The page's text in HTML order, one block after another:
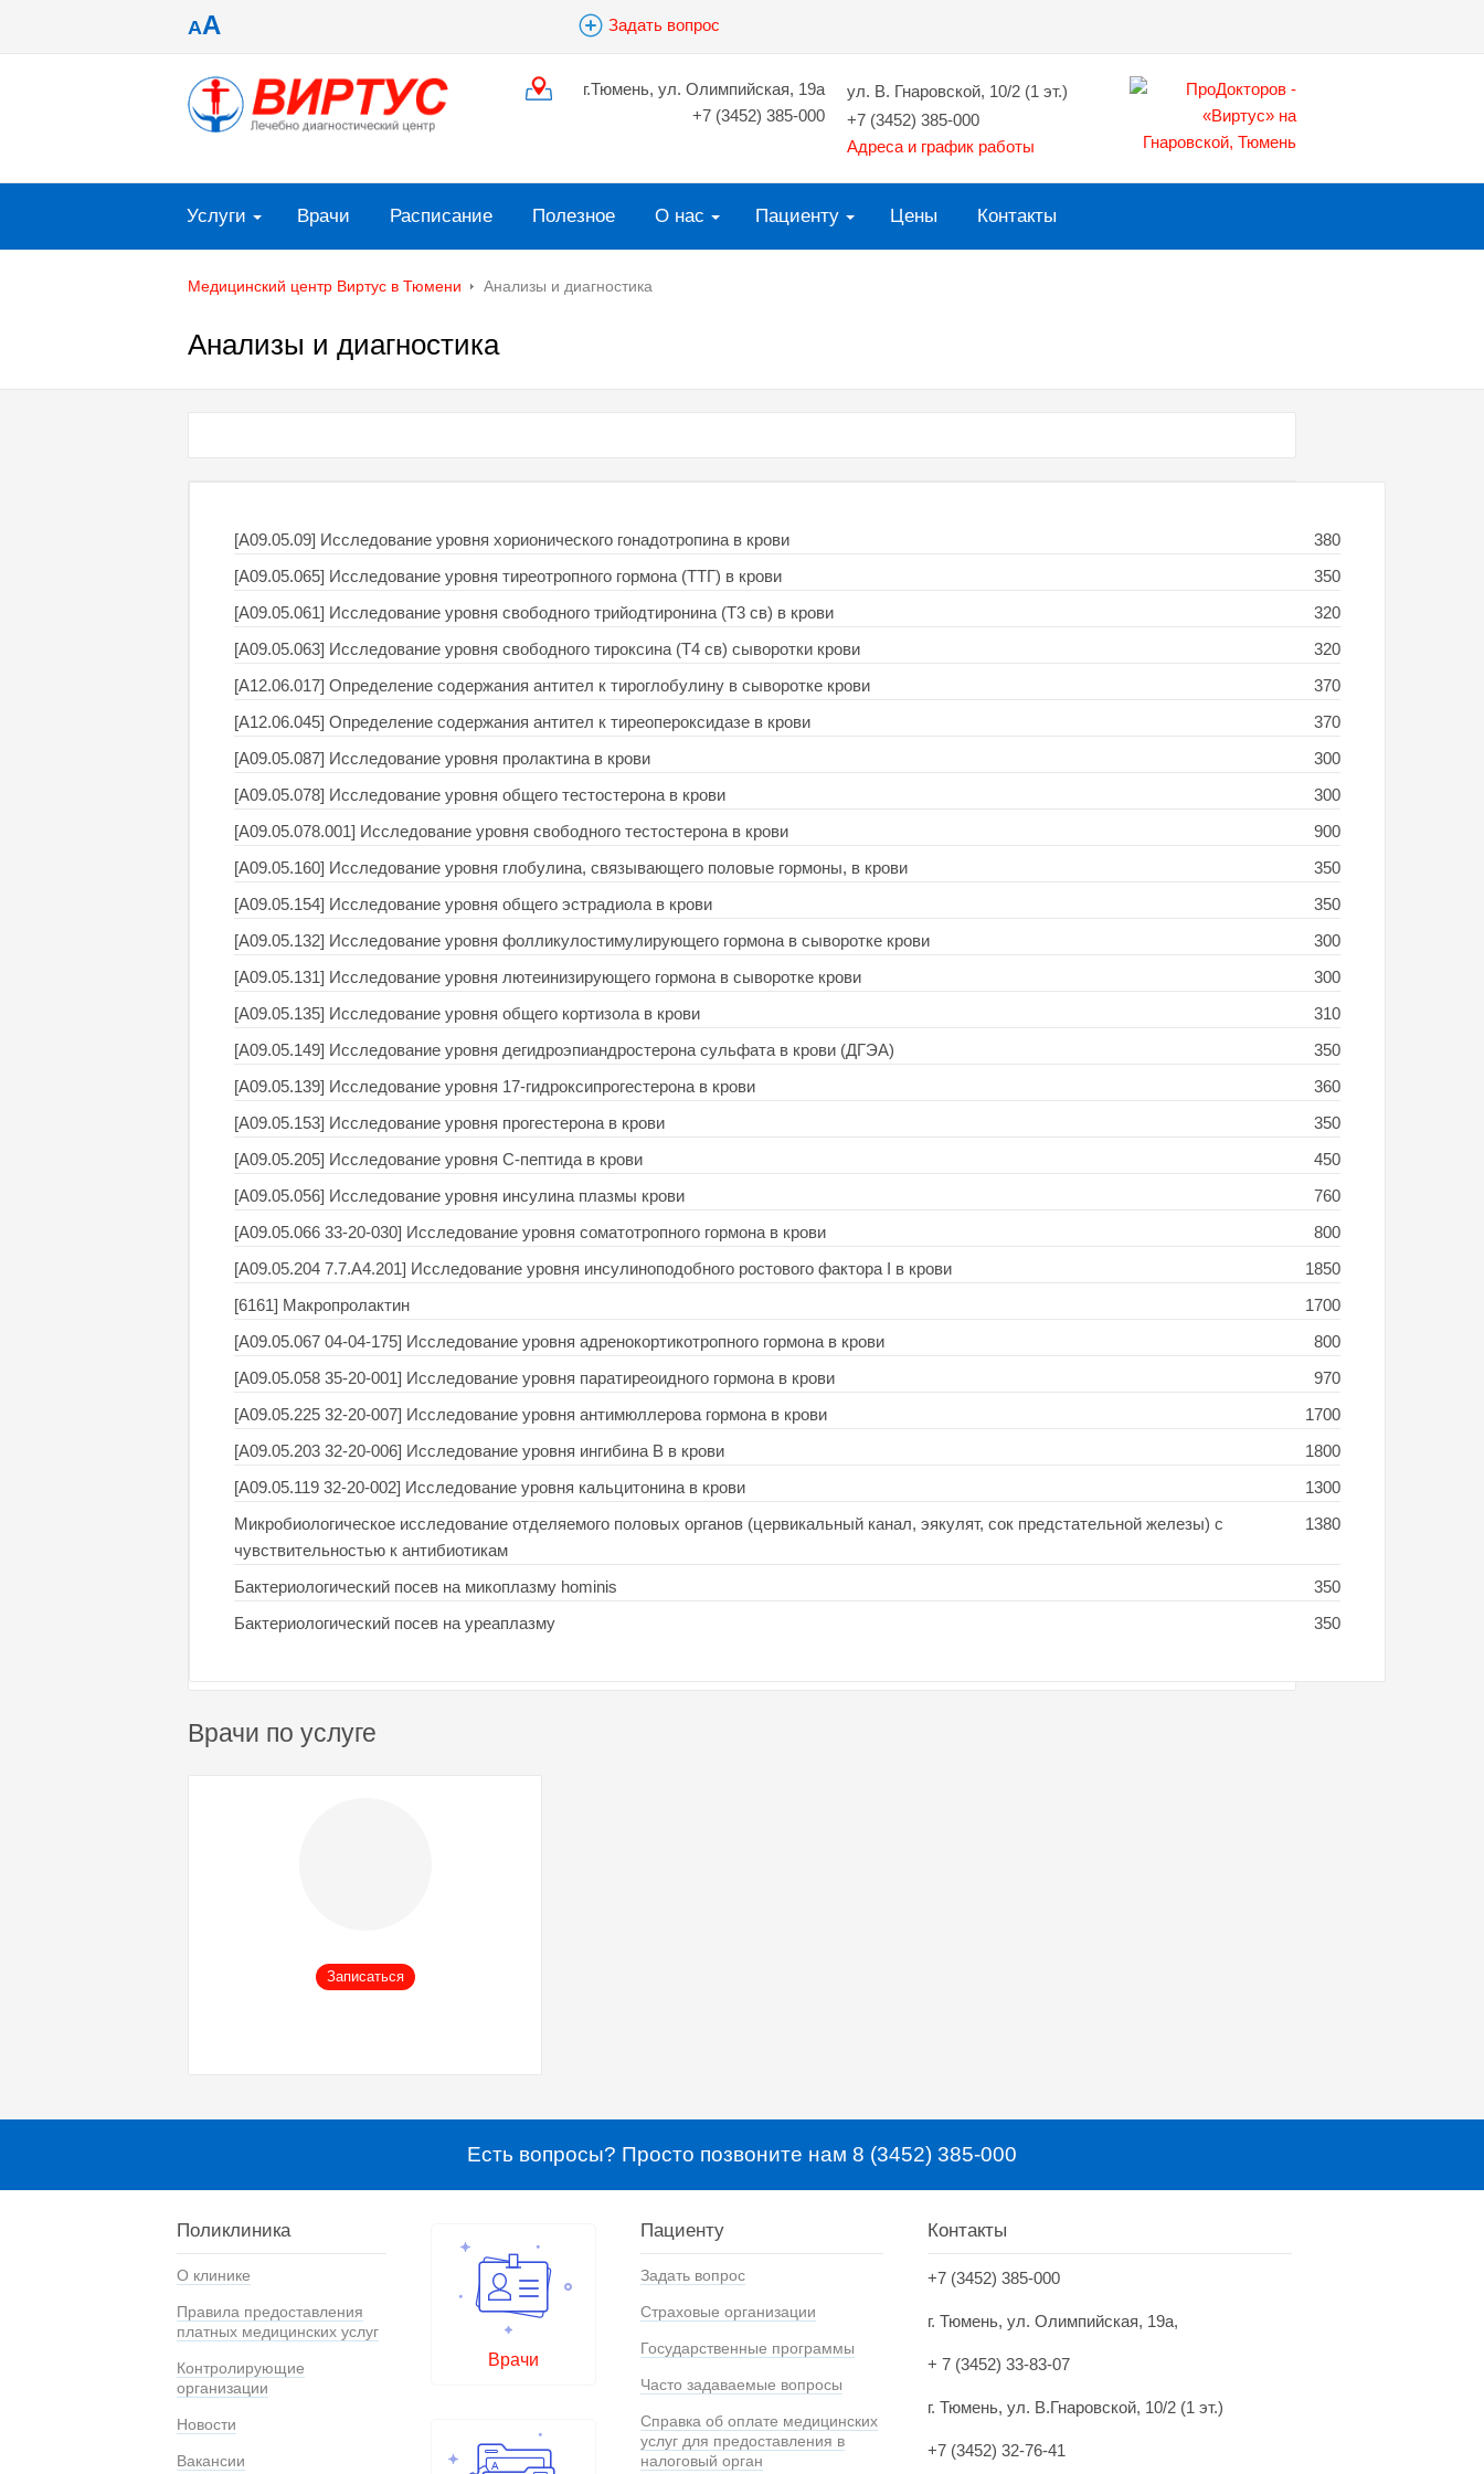
AA Задать вопрос
г.Тюмень, ул. Олимпийская, 19а
+7 (3452) 385-000
ул. В. Гнаровской, 10/2 (1 эт.)
+7 (3452) 385-000
Адреса и график работы
Услуги Врачи Расписание Полезное О нас Пациенту Цены Контакты
Медицинский центр Виртус в Тюмени Анализы и диагностика
Анализы и диагностика
[A09.05.09] Исследование уровня хорионического гонадотропина в крови
380
[A09.05.065] Исследование уровня тиреотропного гормона (ТТГ) в крови
350
[A09.05.061] Исследование уровня свободного трийодтиронина (Т3 св) в крови
320
[A09.05.063] Исследование уровня свободного тироксина (Т4 св) сыворотки крови
320
[A12.06.017] Определение содержания антител к тироглобулину в сыворотке крови
370
[A12.06.045] Определение содержания антител к тиреопероксидазе в крови
370
[A09.05.087] Исследование уровня пролактина в крови
300
[A09.05.078] Исследование уровня общего тестостерона в крови
300
[A09.05.078.001] Исследование уровня свободного тестостерона в крови
900
[A09.05.160] Исследование уровня глобулина, связывающего половые гормоны, в крови
350
[A09.05.154] Исследование уровня общего эстрадиола в крови
350
[A09.05.132] Исследование уровня фолликулостимулирующего гормона в сыворотке крови
300
[A09.05.131] Исследование уровня лютеинизирующего гормона в сыворотке крови
300
[A09.05.135] Исследование уровня общего кортизола в крови
310
[A09.05.149] Исследование уровня дегидроэпиандростерона сульфата в крови (ДГЭА)
350
[A09.05.139] Исследование уровня 17-гидроксипрогестерона в крови
360
[A09.05.153] Исследование уровня прогестерона в крови
350
[A09.05.205] Исследование уровня C-пептида в крови
450
[A09.05.056] Исследование уровня инсулина плазмы крови
760
[A09.05.066 33-20-030] Исследование уровня соматотропного гормона в крови
800
[A09.05.204 7.7.A4.201] Исследование уровня инсулиноподобного ростового фактора I в крови
1850
[6161] Макропролактин
1700
[A09.05.067 04-04-175] Исследование уровня адренокортикотропного гормона в крови
800
[A09.05.058 35-20-001] Исследование уровня паратиреоидного гормона в крови
970
[A09.05.225 32-20-007] Исследование уровня антимюллерова гормона в крови
1700
[A09.05.203 32-20-006] Исследование уровня ингибина B в крови
1800
[A09.05.119 32-20-002] Исследование уровня кальцитонина в крови
1300
Микробиологическое исследование отделяемого половых органов (цервикальный канал, эякулят, сок предстательной железы) с
чувствительностью к антибиотикам
1380
Бактериологический посев на микоплазму hominis
350
Бактериологический посев на уреаплазму
350
Врачи по услуге
Записаться
Есть вопросы? Просто позвоните нам 8 (3452) 385-000
Поликлиника
О клинике
Правила предоставления
платных медицинских услуг
Контролирующие
организации
Новости
Вакансии
Врачи
Пациенту
Задать вопрос
Страховые организации
Государственные программы
Часто задаваемые вопросы
Справка об оплате медицинских
услуг для предоставления в
налоговый орган
Контакты
+7 (3452) 385-000
г. Тюмень, ул. Олимпийская, 19а,
+ 7 (3452) 33-83-07
г. Тюмень, ул. В.Гнаровской, 10/2 (1 эт.)
+7 (3452) 32-76-41